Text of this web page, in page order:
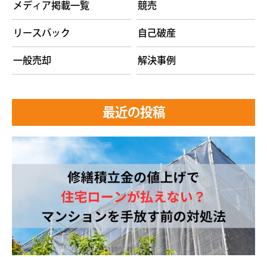
メディア掲載一覧
リースバック
一般売却
競売
自己破産
解決事例
最近の投稿